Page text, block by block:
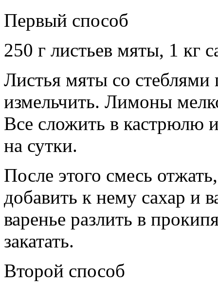
Первый способ
250 г листьев мяты, 1 кг
Листья мяты со
измельчить. Лимоны
Все сложить в кастрюлю
на сутки.
После этого смесь
добавить к нему сахар и
варенье разлить в
закатать.
Второй способ